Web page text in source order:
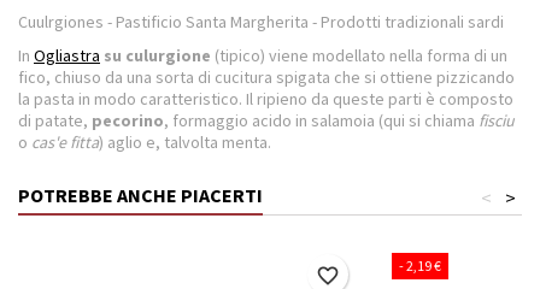
Cuulrgiones - Pastificio Santa Margherita - Prodotti tradizionali sardi
In Ogliastra su culurgione (tipico) viene modellato nella forma di un
fico, chiuso da una sorta di cucitura spigata che si ottiene pizzicando
la pasta in modo caratteristico. Il ripieno da queste parti è composto
di patate, pecorino, formaggio acido in salamoia (qui si chiama fisciu
o cas'e fitta) aglio e, talvolta menta.
POTREBBE ANCHE PIACERTI >
<
favorite_border - 2,19 €